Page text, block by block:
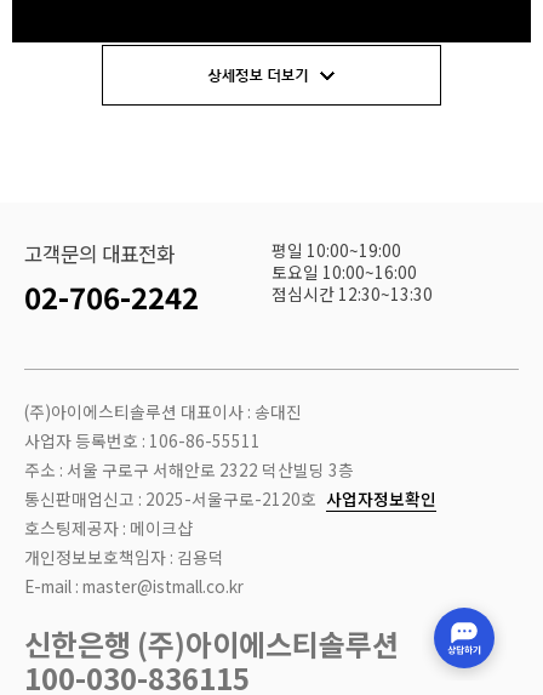
고객문의 대표전화
02-706-2242
평일 10:00~19:00
토요일 10:00~16:00
점심시간 12:30~13:30
(주)아이에스티솔루션 대표이사 : 송대진
사업자 등록번호 : 106-86-55511
주소 : 서울 구로구 서해안로 2322 덕산빌딩 3층
통신판매업신고 : 2025-서울구로-2120호 사업자정보확인
호스팅제공자 : 메이크샵
개인정보보호책임자 : 김용덕
E-mail : master@istmall.co.kr
신한은행 (주)아이에스티솔루션
100-030-836115